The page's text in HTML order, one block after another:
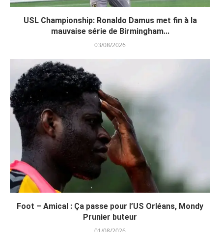
USL Championship: Ronaldo Damus met fin à la
mauvaise série de Birmingham...
03/08/2026
Foot – Amical : Ça passe pour l’US Orléans, Mondy
Prunier buteur